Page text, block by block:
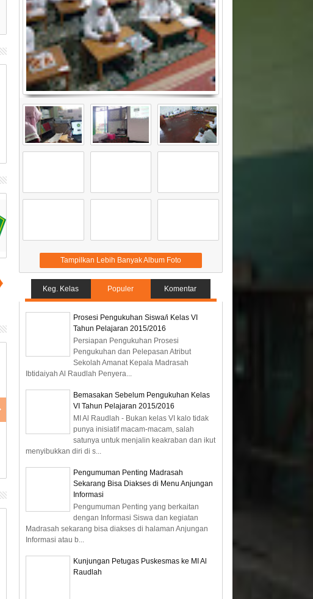
Seni Tari Kreasi Islami
Variasi Gerak Lokomotor dalam
04
Nov
Tampilkan Lebih Banyak Album Foto
Keg. Kelas Populer Komentar
Prosesi Pengukuhan Siswa/i Kelas VI
Tahun Pelajaran 2015/2016
Persiapan Pengukuhan Prosesi
Pengukuhan dan Pelepasan Atribut
Sekolah Amanat Kepala Madrasah
Ibtidaiyah Al Raudlah Penyera...
Bemasakan Sebelum Pengukuhan Kelas
VI Tahun Pelajaran 2015/2016
MI Al Raudlah - Bukan kelas VI kalo tidak
punya inisiatif macam-macam, salah
satunya untuk menjalin keakraban dan ikut
menyibukkan diri di s...
Pengumuman Penting Madrasah
Sekarang Bisa Diakses di Menu Anjungan
Informasi
Pengumuman Penting yang berkaitan
dengan Informasi Siswa dan kegiatan
Madrasah sekarang bisa diakses di halaman Anjungan
Informasi atau b...
Kunjungan Petugas Puskesmas ke MI Al
Raudlah